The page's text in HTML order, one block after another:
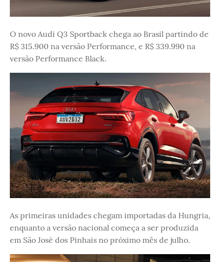
O novo Audi Q3 Sportback chega ao Brasil partindo de
R$ 315.900 na versão Performance, e R$ 339.990 na
versão Performance Black.
As primeiras unidades chegam importadas da Hungria,
enquanto a versão nacional começa a ser produzida
em São José dos Pinhais no próximo mês de julho.